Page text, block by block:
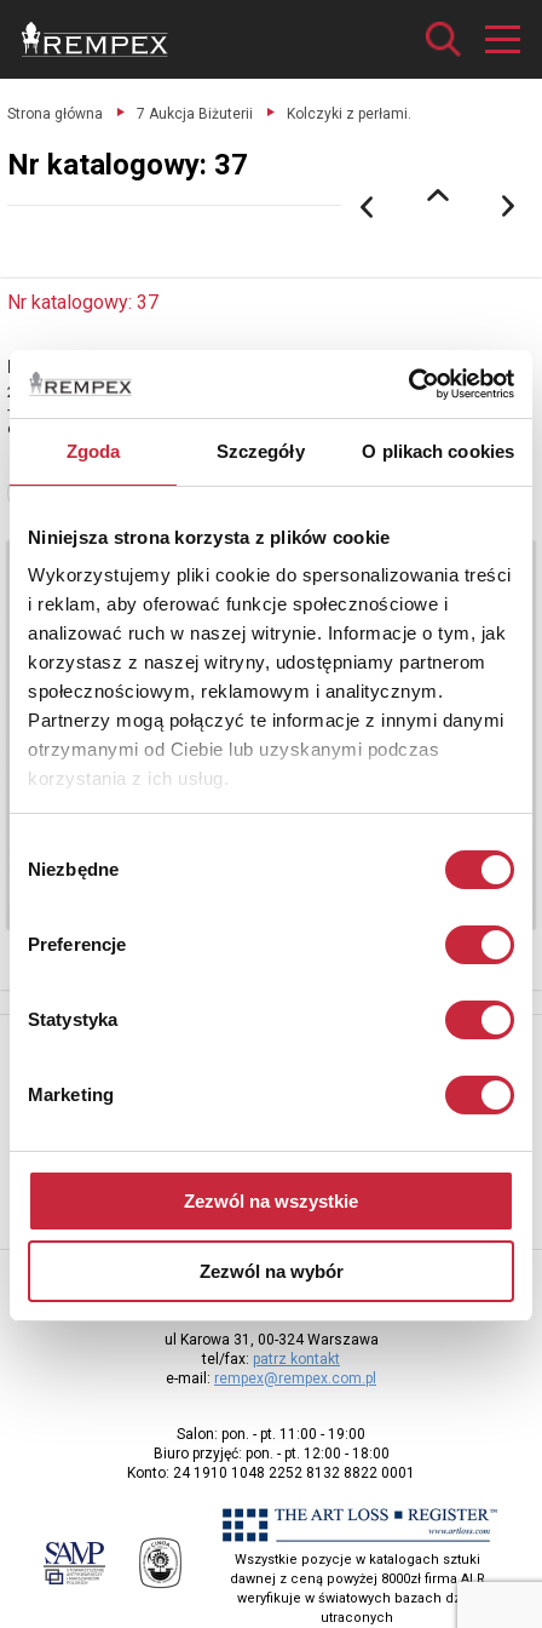
Zgoda Szczegóły O plikach cookies
Niniejsza strona korzysta z plików cookie
Wykorzystujemy pliki cookie do spersonalizowania treści
i reklam, aby oferować funkcje społecznościowe i
analizować ruch w naszej witrynie. Informacje o tym, jak
korzystasz z naszej witryny, udostępniamy partnerom
społecznościowym, reklamowym i analitycznym.
Partnerzy mogą połączyć te informacje z innymi danymi
otrzymanymi od Ciebie lub uzyskanymi podczas
korzystania z ich usług.
zgody
Niezbędne
Preferencje
Statystyka
Marketing
Zezwól na wszystkie
Zezwól na wybór
Strona główna 7 Aukcja Biżuterii Kolczyki z perłami.
Nr katalogowy: 37
Nr katalogowy: 37
2 szt. pereł hodowlanych Tahiti o śr. 9.70-9.80 mm
+ 2 szt. brylantów o masie łącznej ok.0.20 ct; złoto pr.0.585.
estymacja: 7 300 - 8 800 zł
Aby otrzymywać informacje o nowych aukcjach, prosimy podać
Rempex Sp. z o.o
ul Karowa 31, 00-324 Warszawa
tel/fax: patrz kontakt
e-mail: rempex@rempex.com.pl
Salon: pon. - pt. 11:00 - 19:00
Biuro przyjęć: pon. - pt. 12:00 - 18:00
Konto: 24 1910 1048 2252 8132 8822 0001
Wszystkie pozycje w katalogach sztuki
dawnej z ceną powyżej 8000zł firma ALR
weryfikuje w światowych bazach dzieł
utraconych